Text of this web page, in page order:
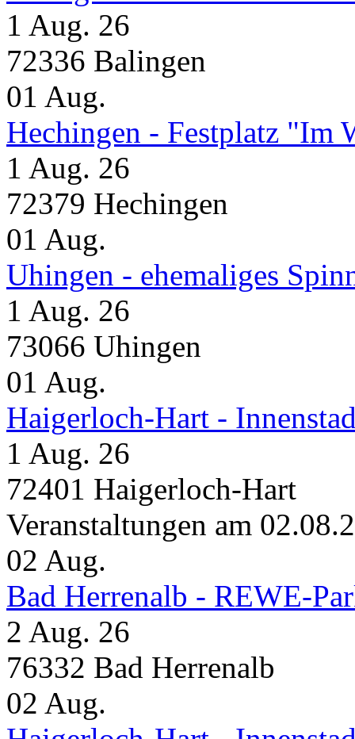
1 Aug. 26
72336 Balingen
01 Aug.
Hechingen - Festplatz "Im
1 Aug. 26
72379 Hechingen
01 Aug.
Uhingen - ehemaliges
1 Aug. 26
73066 Uhingen
01 Aug.
Haigerloch-Hart -
1 Aug. 26
72401 Haigerloch-Hart
Veranstaltungen am
02 Aug.
Bad Herrenalb - REWE-
2 Aug. 26
76332 Bad Herrenalb
02 Aug.